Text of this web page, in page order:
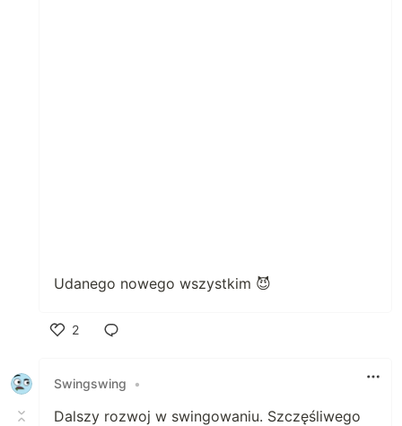
Udanego nowego wszystkim 😈
2
Swingswing
•
Dalszy rozwoj w swingowaniu. Szczęśliwego